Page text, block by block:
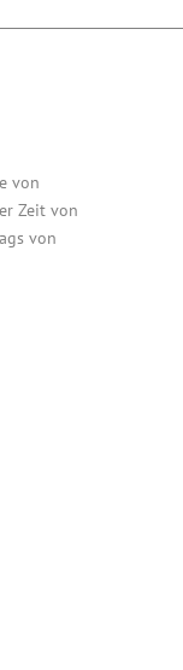
von
Zeit von
von